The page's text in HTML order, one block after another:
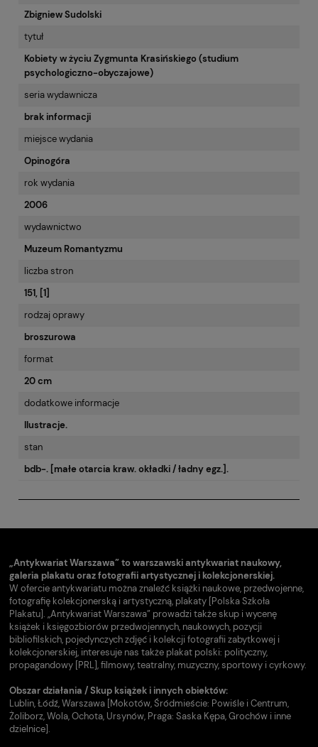
Zbigniew Sudolski
tytuł
Kobiety w życiu Zygmunta Krasińskiego (studium
psychologiczno-obyczajowe)
seria wydawnicza
brak informacji
miejsce wydania
Opinogóra
rok wydania
2006
wydawnictwo
Muzeum Romantyzmu
liczba stron
151, [1]
rodzaj oprawy
broszurowa
format
20 cm
dodatkowe informacje
Ilustracje.
stan
bdb-. [małe otarcia kraw. okładki / ładny egz.].
„Antykwariat Warszawa” to warszawski antykwariat naukowy,
galeria plakatu oraz fotografii artystycznej i kolekcjonerskiej.
W ofercie antykwariatu można znaleźć książki naukowe, przedwojenne,
fotografię kolekcjonerską i artystyczną, plakaty [Polska Szkoła
Plakatu]. „Antykwariat Warszawa” prowadzi także skup i wycenę
książek i księgozbiorów przedwojennych, naukowych, pozycji
bibliofilskich, pojedynczych zdjęć i kolekcji fotografii zabytkowej i
kolekcjonerskiej, interesuje nas także plakat polski: polityczny,
propagandowy [PRL], filmowy, teatralny, muzyczny, sportowy i cyrkowy.
Obszar działania / Skup książek i innych obiektów:
Lublin, Łódź, Warszawa [Mokotów, Śródmieście: Powiśle i Centrum,
Żoliborz, Wola, Ochota, Ursynów, Praga: Saska Kępa, Grochów i inne
dzielnice].